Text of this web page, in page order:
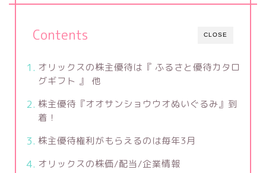
CLOSE
Contents
オリックスの株主優待は『 ふるさと優待カタロ
グギフト 』 他
株主優待『オオサンショウウオぬいぐるみ』到
着！
株主優待権利がもらえるのは毎年3月
オリックスの株価/配当/企業情報